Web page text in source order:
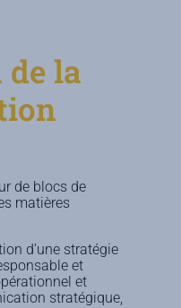
de la
de blocs de
matières
d’une stratégie
et
et
stratégique,